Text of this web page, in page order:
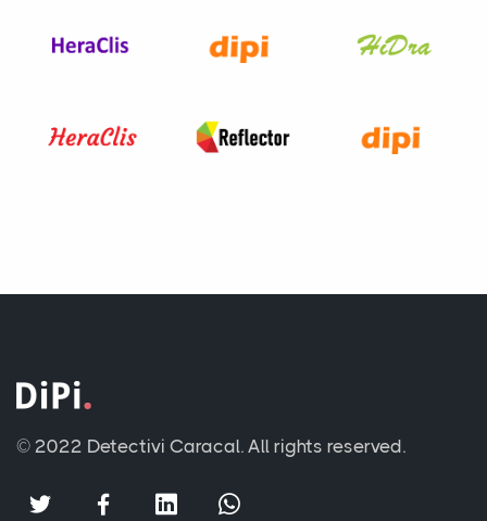
© 2022 Detectivi Caracal. All rights reserved.